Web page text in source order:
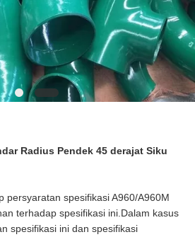
Radius Pendek 45 derajat Siku
persyaratan spesifikasi A960/A960M
terhadap spesifikasi ini.Dalam kasus
spesifikasi ini dan spesifikasi